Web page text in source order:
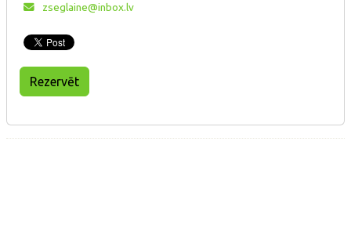
zseglaine@inbox.lv
Rezervēt